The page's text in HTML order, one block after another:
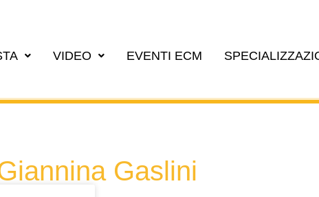
VIDEO EVENTI ECM
Gaslini